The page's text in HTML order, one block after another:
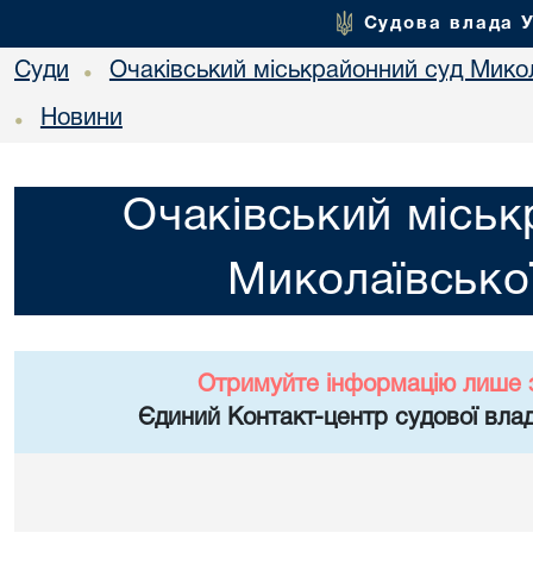
Судова влада
Суди • Очаківський міськрайонний суд
• Новини
Очаківський
Отримуйте інформацію лише
Єдиний Контакт-центр судової